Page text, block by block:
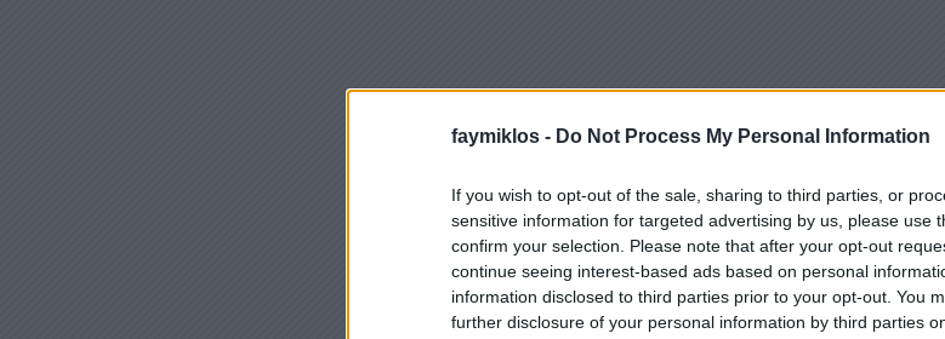
faymiklos - Do Not Process My Personal Information
If you wish to opt-out of the sale, sharing to third parties, or
sensitive information for targeted advertising by us, please use
confirm your selection. Please note that after your opt-out
continue seeing interest-based ads based on personal
information disclosed to third parties prior to your opt-out. You
further disclosure of your personal information by third parties